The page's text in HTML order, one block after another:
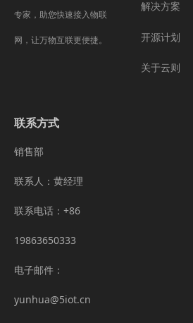
专家，助您快速接入物联
网，让万物互联更便捷。
解决方案
开源计划
关于云则
联系方式
销售部
联系人：黄经理
联系电话：+86
19863650333
电子邮件：
yunhua@5iot.cn